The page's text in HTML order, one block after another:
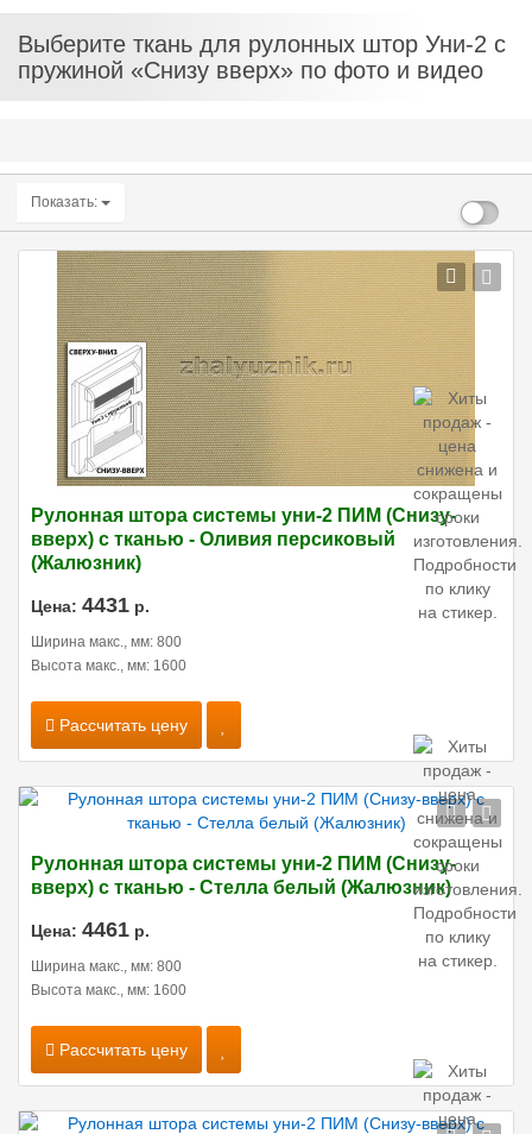
Выберите ткань для рулонных штор Уни-2 с
пружиной «Снизу вверх» по фото и видео
Показать:
Рулонная штора системы уни-2 ПИМ (Снизу-
вверх) с тканью - Оливия персиковый
(Жалюзник)
Цена: 4431 р.
Ширина макс., мм: 800
Высота макс., мм: 1600
Рассчитать цену
Рулонная штора системы уни-2 ПИМ (Снизу-
вверх) с тканью - Стелла белый (Жалюзник)
Цена: 4461 р.
Ширина макс., мм: 800
Высота макс., мм: 1600
Рассчитать цену